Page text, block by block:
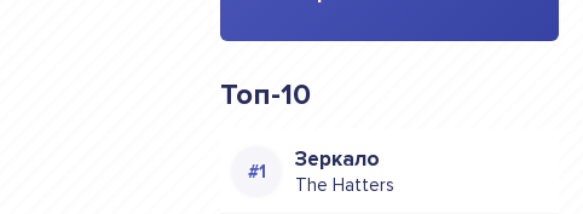
Топ-10
Зеркало
The Hatters